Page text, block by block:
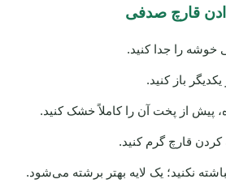
قارچ صدفی
را جدا کنید.
باز کنید.
پیش از پخت آن را کاملاً خشک کنید.
کردن قارچ گرم کنید.
نکنید؛ یک لایه بهتر برشته می‌شود.